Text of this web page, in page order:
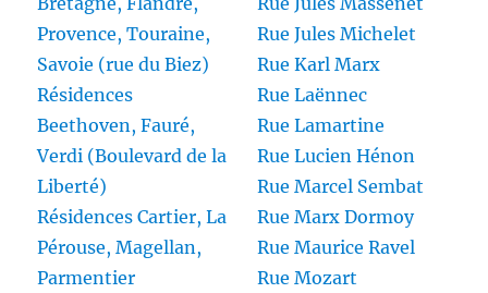
Provence, Touraine,
Savoie (rue du Biez)
Résidences
Beethoven, Fauré,
Verdi (Boulevard de la
Liberté)
Résidences Cartier, La
Pérouse, Magellan,
Parmentier
Rue Jules Michelet
Rue Karl Marx
Rue Laënnec
Rue Lamartine
Rue Lucien Hénon
Rue Marcel Sembat
Rue Marx Dormoy
Rue Maurice Ravel
Rue Mozart